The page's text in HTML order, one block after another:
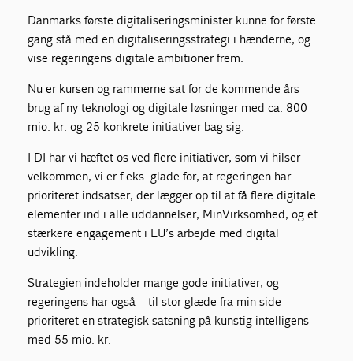
Danmarks første digitaliseringsminister kunne for første
gang stå med en digitaliseringsstrategi i hænderne, og
vise regeringens digitale ambitioner frem.
Nu er kursen og rammerne sat for de kommende års
brug af ny teknologi og digitale løsninger med ca. 800
mio. kr. og 25 konkrete initiativer bag sig.
I DI har vi hæftet os ved flere initiativer, som vi hilser
velkommen, vi er f.eks. glade for, at regeringen har
prioriteret indsatser, der lægger op til at få flere digitale
elementer ind i alle uddannelser, MinVirksomhed, og et
stærkere engagement i EU’s arbejde med digital
udvikling.
Strategien indeholder mange gode initiativer, og
regeringens har også – til stor glæde fra min side –
prioriteret en strategisk satsning på kunstig intelligens
med 55 mio. kr.